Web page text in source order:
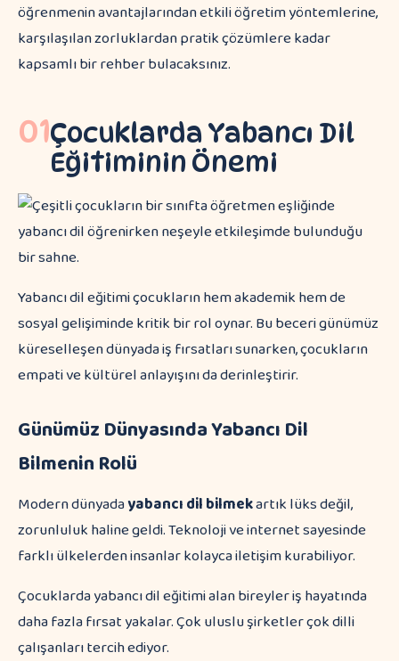
öğrenmenin avantajlarından etkili öğretim yöntemlerine,
karşılaşılan zorluklardan pratik çözümlere kadar
kapsamlı bir rehber bulacaksınız.
01Çocuklarda Yabancı Dil
Eğitiminin Önemi
Yabancı dil eğitimi çocukların hem akademik hem de
sosyal gelişiminde kritik bir rol oynar. Bu beceri günümüz
küreselleşen dünyada iş fırsatları sunarken, çocukların
empati ve kültürel anlayışını da derinleştirir.
Günümüz Dünyasında Yabancı Dil
Bilmenin Rolü
Modern dünyadayabancı dil bilmekartık lüks değil,
zorunluluk haline geldi. Teknoloji ve internet sayesinde
farklı ülkelerden insanlar kolayca iletişim kurabiliyor.
Çocuklarda yabancı dil eğitimi alan bireyler iş hayatında
daha fazla fırsat yakalar. Çok uluslu şirketler çok dilli
çalışanları tercih ediyor.